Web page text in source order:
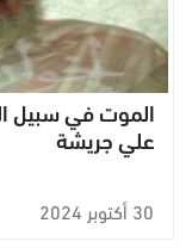
الموت في سبيل
علي جريشة
30 أكتوبر 2024